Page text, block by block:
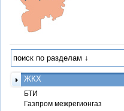
ЖКХ
БТИ
Газпром межрегионгаз